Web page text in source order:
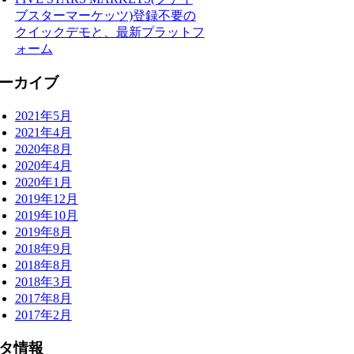
ブスターマーケッツ)登録不要の
クイックデモと、最新プラットフ
ォーム
カイブ
2021年5月
2021年4月
2020年8月
2020年4月
2020年1月
2019年12月
2019年10月
2019年8月
2018年9月
2018年8月
2018年3月
2017年8月
2017年2月
情報